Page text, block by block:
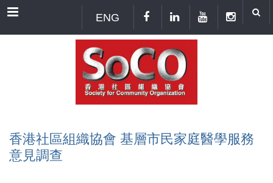
Menu ENG
香港社區組織協會 基層市民家庭醫學服務
意見調查